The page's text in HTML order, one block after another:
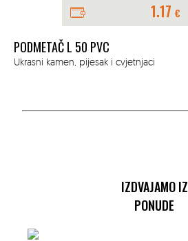
1.17 €
PODMETAČ L 50 PVC
Ukrasni kamen, pijesak i cvjetnjaci
IZDVAJAMO IZ
PONUDE